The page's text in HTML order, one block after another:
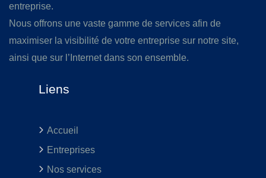
entreprise.
Nous offrons une vaste gamme de services afin de
maximiser la visibilité de votre entreprise sur notre site,
ainsi que sur l’Internet dans son ensemble.
Liens
Accueil
Entreprises
Nos services